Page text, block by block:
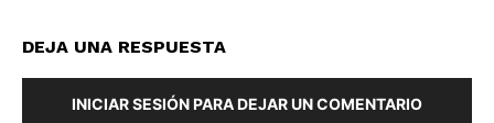
DEJA UNA RESPUESTA
INICIAR SESIÓN PARA DEJAR UN COMENTARIO